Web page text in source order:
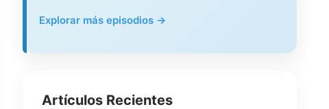
Explorar más episodios →
Artículos Recientes